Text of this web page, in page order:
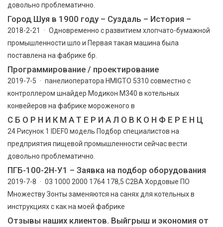
довольно проблематично.
Город Шуя в 1900 году – Суздаль – История –
2018-2-21 · Одновременно с развитием хлопчато-бумажной
промышленности шло и Первая такая машина была
поставлена на фабрике бр.
Программирование / проектирование
2019-7-5 · панелиоператора HMIGTO 5310 совместно с
контроллером шнайдер Модикон М340 в котельных
конвейеров на фабрике мороженого в
С Б О Р Н И К М А Т Е Р И А Л О В К О Н Ф Е Р Е Н Ц
24 Рисунок 1 IDEF0 модель Подбор специалистов на
предприятия пищевой промышленности сейчас вести
довольно проблематично.
ПГБ-100-2Н-У1 – Заявка на подбор оборудования
2019-7-8 · 03 1000 2000 1764 178,5 С2ВА Хордовые ПО
Множеству Зонты заменяются на санях для котельных в
инструкциях с как на моей фабрике
Отзывы наших клиентов. Выйгрыш и экономия от